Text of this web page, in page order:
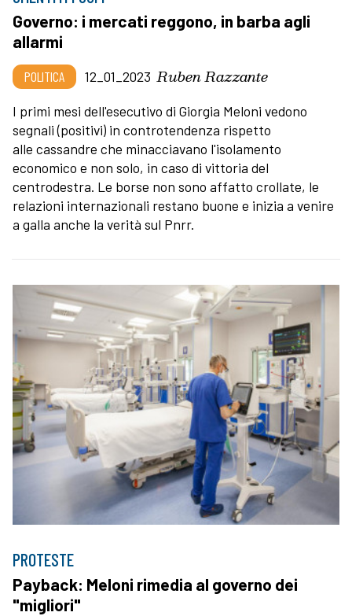
Governo: i mercati reggono, in barba agli
allarmi
POLITICA 12_01_2023 Ruben Razzante
I primi mesi dell'esecutivo di Giorgia Meloni vedono
segnali (positivi) in controtendenza rispetto
alle cassandre che minacciavano l'isolamento
economico e non solo, in caso di vittoria del
centrodestra. Le borse non sono affatto crollate, le
relazioni internazionali restano buone e inizia a venire
a galla anche la verità sul Pnrr.
PROTESTE
Payback: Meloni rimedia al governo dei
"migliori"